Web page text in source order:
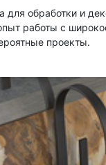
для обработки и
работы с
проекты.